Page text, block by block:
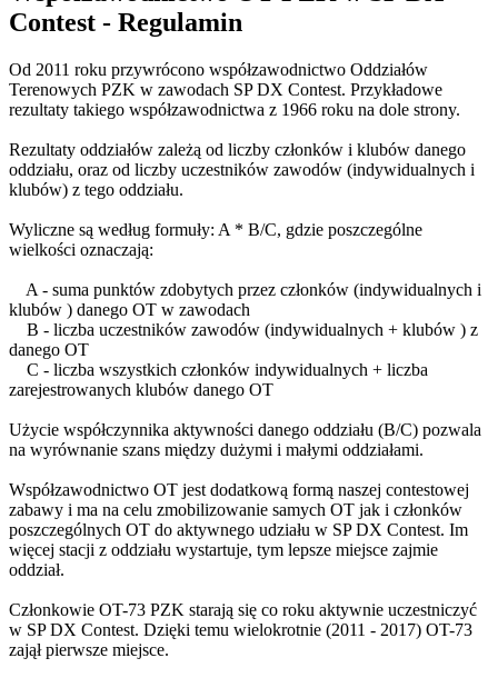
Contest - Regulamin
Od 2011 roku przywrócono współzawodnictwo Oddziałów
Terenowych PZK w zawodach SP DX Contest. Przykładowe
rezultaty takiego współzawodnictwa z 1966 roku na dole strony.
Rezultaty oddziałów zależą od liczby członków i klubów danego
oddziału, oraz od liczby uczestników zawodów (indywidualnych i
klubów) z tego oddziału.
Wyliczne są według formuły: A * B/C, gdzie poszczególne
wielkości oznaczają:
A - suma punktów zdobytych przez członków (indywidualnych i
klubów ) danego OT w zawodach
B - liczba uczestników zawodów (indywidualnych + klubów ) z
danego OT
C - liczba wszystkich członków indywidualnych + liczba
zarejestrowanych klubów danego OT
Użycie współczynnika aktywności danego oddziału (B/C) pozwala
na wyrównanie szans między dużymi i małymi oddziałami.
Współzawodnictwo OT jest dodatkową formą naszej contestowej
zabawy i ma na celu zmobilizowanie samych OT jak i członków
poszczególnych OT do aktywnego udziału w SP DX Contest. Im
więcej stacji z oddziału wystartuje, tym lepsze miejsce zajmie
oddział.
Członkowie OT-73 PZK starają się co roku aktywnie uczestniczyć
w SP DX Contest. Dzięki temu wielokrotnie (2011 - 2017) OT-73
zajął pierwsze miejsce.